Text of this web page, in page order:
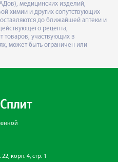
медицинских изделий,
химии и других сопутствующих
до ближайшей аптеки и
рецепта,
товаров, участвующих в
может быть ограничен или
корп. 4, стр. 1